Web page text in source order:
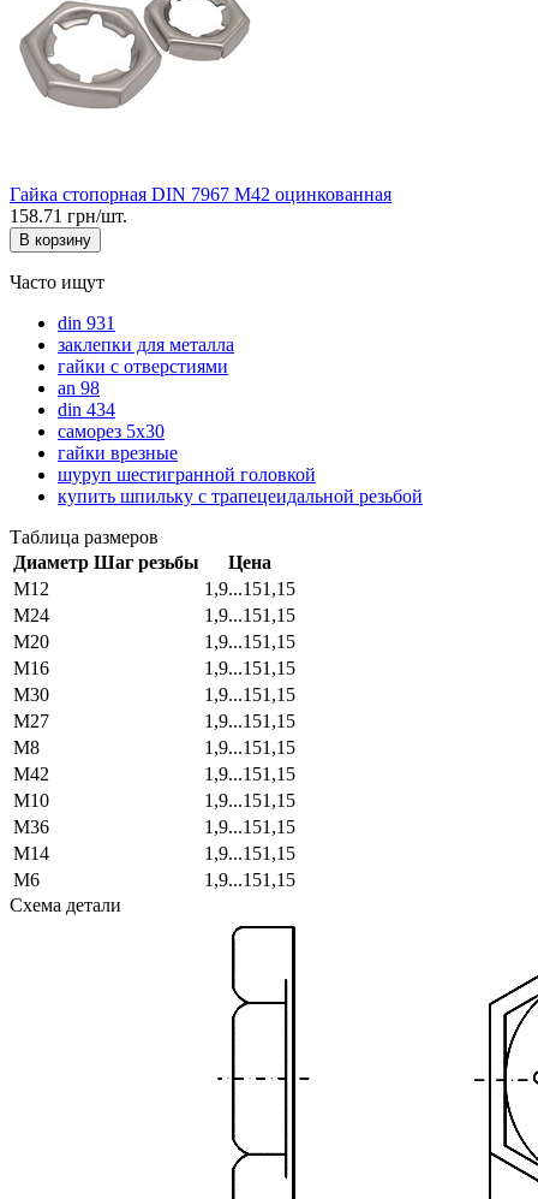
Гайка стопорная DIN 7967 М42 оцинкованная
158.71 грн/шт.
В корзину
Часто ищут
din 931
заклепки для металла
гайки с отверстиями
an 98
din 434
саморез 5х30
гайки врезные
шуруп шестигранной головкой
купить шпильку с трапецеидальной резьбой
Таблица размеров
Диаметр Шаг резьбы
Цена
М12
1,9...151,15
М24
1,9...151,15
М20
1,9...151,15
М16
1,9...151,15
М30
1,9...151,15
М27
1,9...151,15
М8
1,9...151,15
М42
1,9...151,15
М10
1,9...151,15
М36
1,9...151,15
М14
1,9...151,15
М6
1,9...151,15
Схема детали